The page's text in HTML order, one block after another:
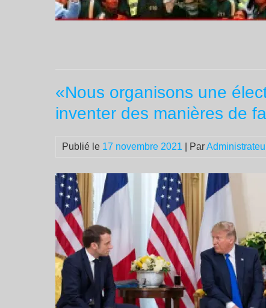
«Nous organisons une
inventer des manières de
Publié le 17 novembre 2021 | Par